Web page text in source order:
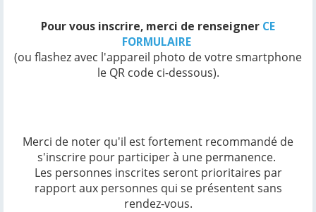
Pour vous inscrire, merci de renseigner CE
FORMULAIRE
(ou flashez avec l'appareil photo de votre smartphone
le QR code ci-dessous).
Merci de noter qu'il est fortement recommandé de
s'inscrire pour participer à une permanence.
Les personnes inscrites seront prioritaires par
rapport aux personnes qui se présentent sans
rendez-vous.